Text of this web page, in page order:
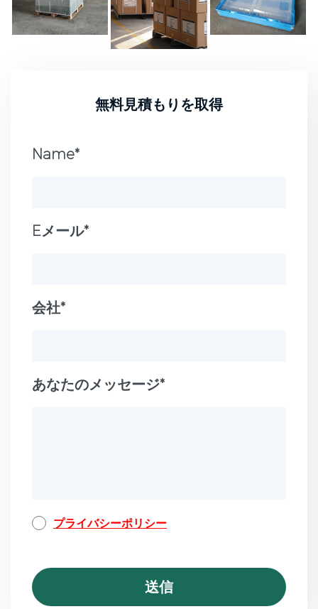
無料見積もりを取得
Name*
Eメール*
会社*
あなたのメッセージ*
プライバシーポリシー